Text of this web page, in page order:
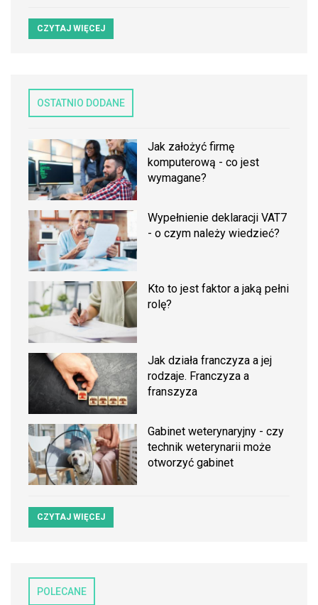
CZYTAJ WIĘCEJ
OSTATNIO DODANE
Jak założyć firmę
komputerową - co jest
wymagane?
Wypełnienie deklaracji VAT7
- o czym należy wiedzieć?
Kto to jest faktor a jaką pełni
rolę?
Jak działa franczyza a jej
rodzaje. Franczyza a
franszyza
Gabinet weterynaryjny - czy
technik weterynarii może
otworzyć gabinet
CZYTAJ WIĘCEJ
POLECANE